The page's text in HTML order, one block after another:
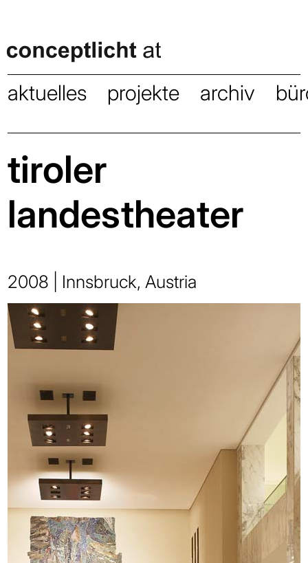
aktuelles projekte archiv
tiroler
landestheater
2008 | Innsbruck, Austria